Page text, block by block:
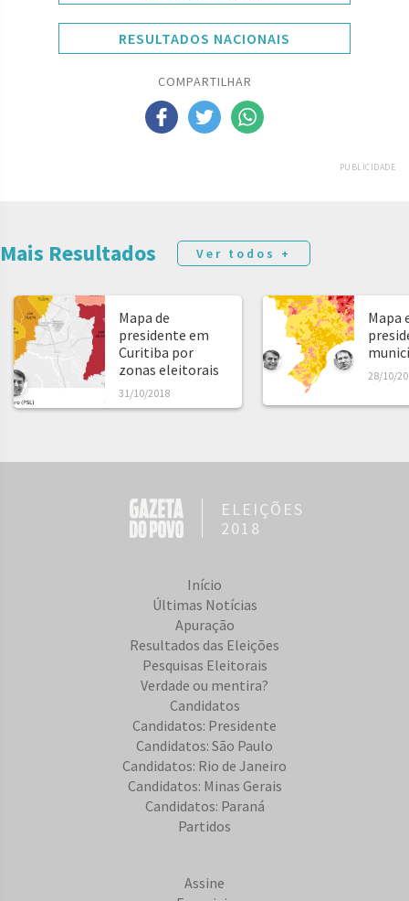
RESULTADOS NACIONAIS
COMPARTILHAR
PUBLICIDADE
Mais Resultados Ver todos +
Mapa de
presidente em
Curitiba por
zonas eleitorais
31/10/2018
Mapa
28/10/
ELEIÇÕES
2018
Início
Últimas Notícias
Apuração
Resultados das Eleições
Pesquisas Eleitorais
Verdade ou mentira?
Candidatos
Candidatos: Presidente
Candidatos: São Paulo
Candidatos: Rio de Janeiro
Candidatos: Minas Gerais
Candidatos: Paraná
Partidos
Assine